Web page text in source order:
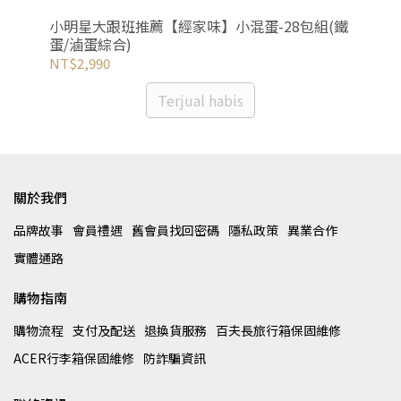
小明星大跟班推薦【經家味】小混蛋-28包組(鐵
蛋/滷蛋綜合)
NT$2,990
Terjual habis
關於我們
品牌故事 會員禮遇 舊會員找回密碼 隱私政策 異業合作
實體通路
購物指南
購物流程 支付及配送 退換貨服務 百夫長旅行箱保固維修
ACER行李箱保固維修 防詐騙資訊